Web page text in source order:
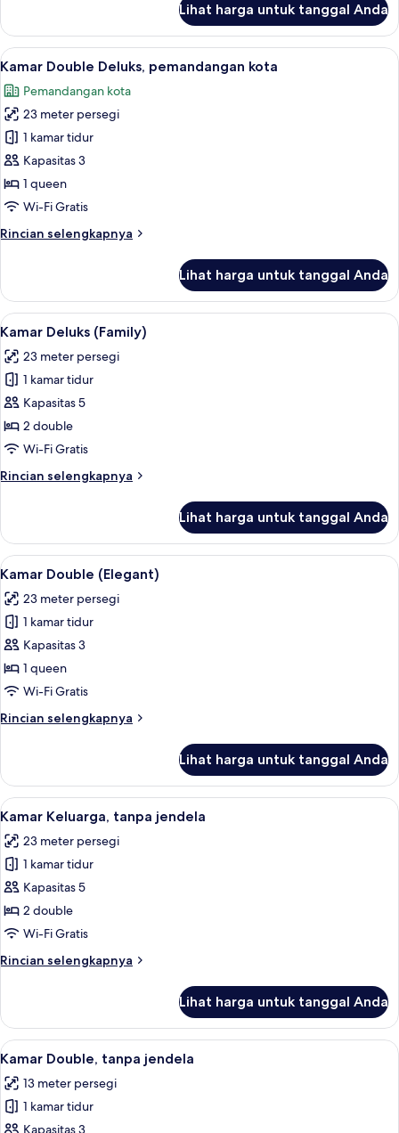
Kamar
Double
Standar
Lihat harga untuk tanggal Anda
Lihat
semua
foto
untuk
Kamar
Double
Deluks,
pemandangan
Kamar Double Deluks,
8
Kamar Double Deluks, pemandangan kota
Pemandangan kota
23 meter persegi
1 kamar tidur
Kapasitas 3
1 queen
Wi-Fi Gratis
Rincian selengkapnya
Rincian
Kamar
Double
Deluks,
kota
Lihat harga untuk tanggal Anda
Lihat
semua
foto
untuk
Kamar
Deluks
(Family)
Kamar Deluks (Family) | Seprai
10
Kamar Deluks (Family)
23 meter persegi
1 kamar tidur
Kapasitas 5
2 double
Wi-Fi Gratis
Rincian selengkapnya
Rincian
Kamar
Deluks
(Family)
Lihat harga untuk tanggal Anda
Lihat
semua
foto
untuk
Kamar
Double
(Elegant)
Kamar Double (Elegant) | Seprai
9
Kamar Double (Elegant)
23 meter persegi
1 kamar tidur
Kapasitas 3
1 queen
Wi-Fi Gratis
Rincian selengkapnya
Rincian
Kamar
Double
(Elegant)
Lihat harga untuk tanggal Anda
Lihat
semua
foto
untuk
Kamar
Keluarga,
tanpa
Kamar Keluarga, tanpa jendela |
7
Kamar Keluarga, tanpa jendela
23 meter persegi
1 kamar tidur
Kapasitas 5
2 double
Wi-Fi Gratis
Rincian selengkapnya
Rincian
Kamar
Keluarga,
tanpa
Lihat harga untuk tanggal Anda
Lihat
semua
foto
untuk
Kamar Double, tanpa jendela |
9
Kamar Double, tanpa jendela
13 meter persegi
1 kamar tidur
Kapasitas 3